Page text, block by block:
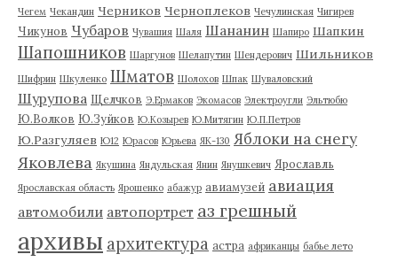
Чегем Чекандин Черников Черноплеков Чечулинская Чигирев
Чикунов Чубаров Чувашия Шаля Шананин Шапиро Шапкин
Шапошников Шаргунов Шелапутин Шендерович Шильников
Шифрин Шкуленко Шматов Шолохов Шпак Шуваловский
Шурупова Щелчков Э.Ермаков Экомасов Электроугли Эльтюбю
Ю.Волков Ю.Зуйков Ю.Козырев Ю.Митягин Ю.П.Петров
Ю.Разгуляев Ю12 Юрасов Юрьева ЯК-130 Яблоки на снегу
Яковлева Якушина Яндульская Янин Янушкевич Ярославль
Ярославская область Ярошенко абажур авиамузей авиация
автомобили автопортрет аз грешный
архивы архитектура астра африканцы бабье лето